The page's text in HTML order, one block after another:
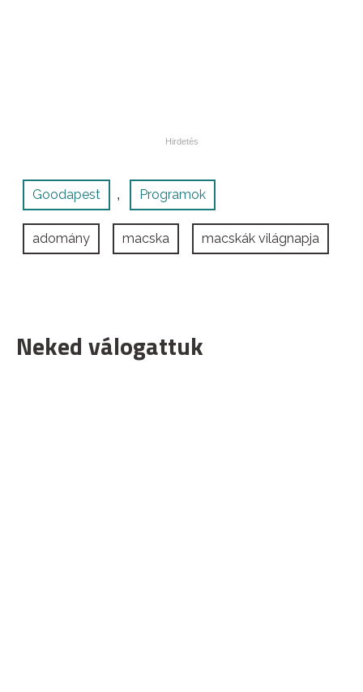
Goodapest , Programok
adomány macska macskák világnapja
Neked válogattuk